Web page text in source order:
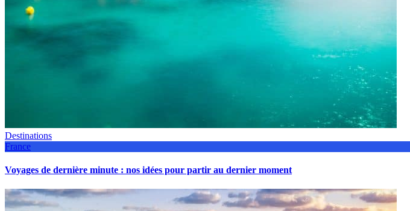
Destinations
France
Voyages de dernière minute : nos idées pour partir au dernier moment